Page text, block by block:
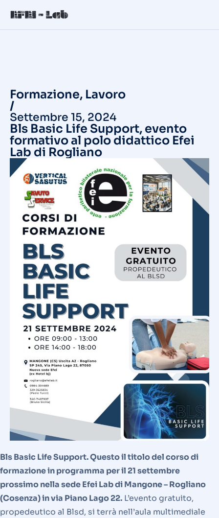
Formazione, Lavoro
/
Settembre 15, 2024
Bls Basic Life Support, evento
formativo al polo didattico Efei
Lab di Rogliano
Bls Basic Life Support. Questo il titolo del corso di
formazione in programma per il 21 settembre
prossimo nella sede Efei Lab di Mangone – Rogliano
(Cosenza) in via Piano Lago 22. L’evento gratuito,
propedeutico al Blsd, si terrà nell’aula multimediale